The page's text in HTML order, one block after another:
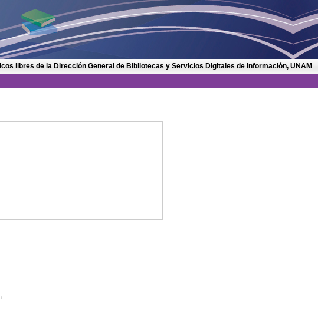
libres de la Dirección General de Bibliotecas y Servicios Digitales de Información, UNAM